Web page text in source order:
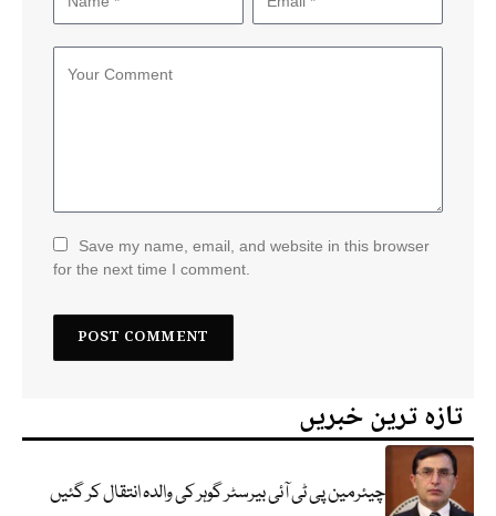
Save my name, email, and website in this browser
for the next time I comment.
تازہ ترین خبریں
چیئرمین پی ٹی آئی بیرسٹر گوہر کی والدہ انتقال کر گئیں